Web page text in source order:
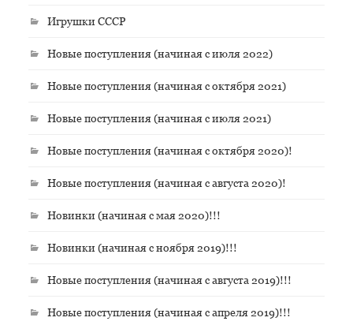
Игрушки СССР
Новые поступления (начиная с июля 2022)
Новые поступления (начиная с октября 2021)
Новые поступления (начиная с июля 2021)
Новые поступления (начиная с октября 2020)!
Новые поступления (начиная с августа 2020)!
Новинки (начиная с мая 2020)!!!
Новинки (начиная с ноября 2019)!!!
Новые поступления (начиная с августа 2019)!!!
Новые поступления (начиная с апреля 2019)!!!